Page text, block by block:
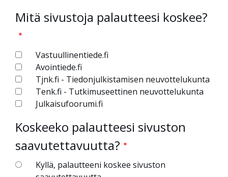
Mitä sivustoja palautteesi koskee?
Vastuullinentiede.fi
Avointiede.fi
Tjnk.fi - Tiedonjulkistamisen neuvottelukunta
Tenk.fi - Tutkimuseettinen neuvottelukunta
Julkaisufoorumi.fi
Koskeeko palautteesi sivuston
saavutettavuutta?
Kyllä, palautteeni koskee sivuston